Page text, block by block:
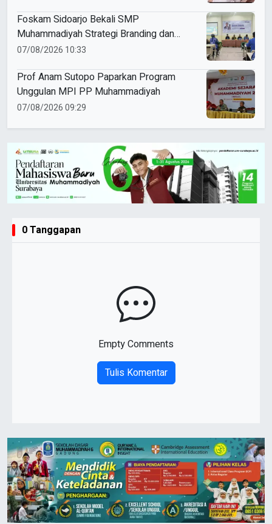
Foskam Sidoarjo Bekali SMP
Muhammadiyah Strategi Branding dan
Marketing Sekolah
07/08/2026 10:33
Prof Anam Sutopo Paparkan Program
Unggulan MPI PP Muhammadiyah
07/08/2026 09:29
0 Tanggapan
Empty Comments
Tulis Komentar